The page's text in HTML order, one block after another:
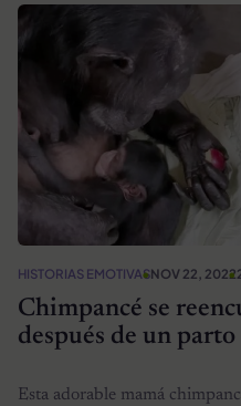
HISTORIAS EMOTIVASNOV 22, 2022
Chimpancé se
después de un
Esta adorable mamá